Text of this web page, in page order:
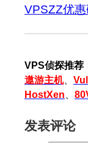
VPSZZ优惠
VPS侦探推荐
遨游主机、
HostXen
发表评论